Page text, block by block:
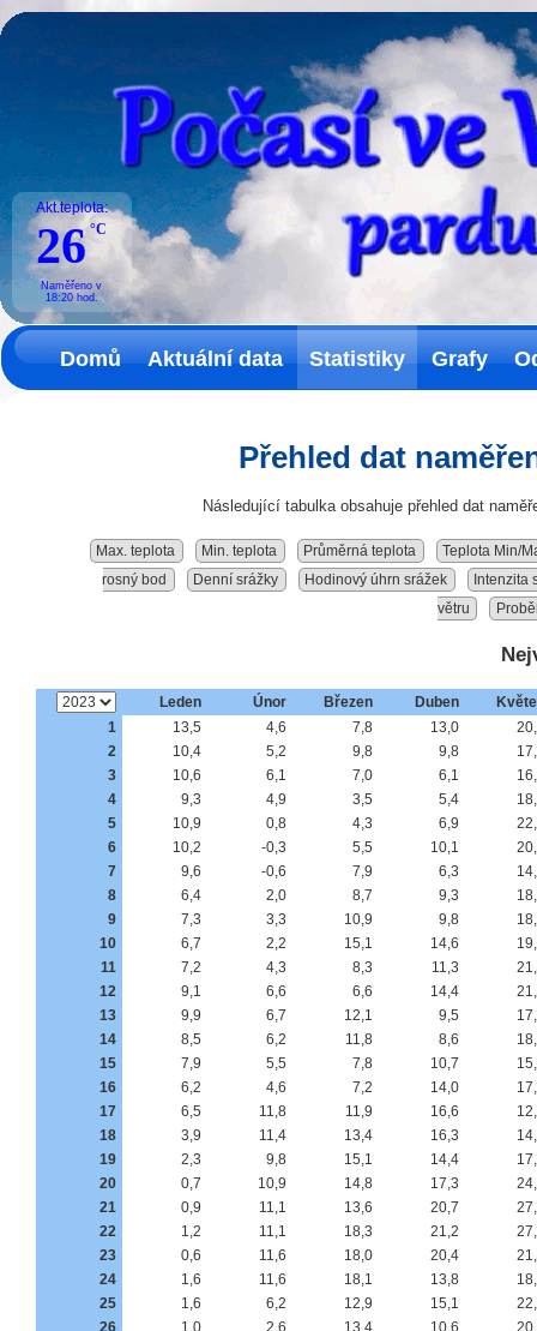
Akt.teplota:
26 °C
Naměřeno v
18:20hod.
Domů Aktuální data Statistiky Grafy
Přehled dat
Následující tabulka obsahuje přehled dat
Max. teplota Min. teplota Průměrná teplota
Teplota Min/
rosný bod
Denní srážky Hodinový úhrn srážek
Intenzita
větru
Leden Únor Březen Duben
1
13,5 4,6 7,8 13,0
2
10,4 5,2 9,8 9,8
3
10,6 6,1 7,0 6,1
4
9,3 4,9 3,5 5,4
5
10,9 0,8 4,3 6,9
6
10,2 -0,3 5,5 10,1
7
9,6 -0,6 7,9 6,3
8
6,4 2,0 8,7 9,3
9
7,3 3,3 10,9 9,8
10
6,7 2,2 15,1 14,6
11
7,2 4,3 8,3 11,3
12
9,1 6,6 6,6 14,4
13
9,9 6,7 12,1 9,5
14
8,5 6,2 11,8 8,6
15
7,9 5,5 7,8 10,7
16
6,2 4,6 7,2 14,0
17
6,5 11,8 11,9 16,6
18
3,9 11,4 13,4 16,3
19
2,3 9,8 15,1 14,4
20
0,7 10,9 14,8 17,3
21
0,9 11,1 13,6 20,7
22
1,2 11,1 18,3 21,2
23
0,6 11,6 18,0 20,4
24
1,6 11,6 18,1 13,8
25
1,6 6,2 12,9 15,1
26
1,0 2,6 13,4 10,6